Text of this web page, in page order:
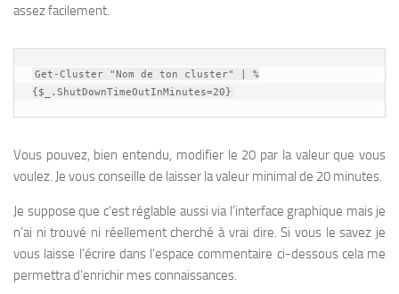
assez facilement.
Get-Cluster "Nom de ton cluster" | %
{$_.ShutDownTimeOutInMinutes=20}
Vous pouvez, bien entendu, modifier le 20 par la valeur que vous
voulez. Je vous conseille de laisser la valeur minimal de 20 minutes.
Je suppose que c’est réglable aussi via l’interface graphique mais je
n’ai ni trouvé ni réellement cherché à vrai dire. Si vous le savez je
vous laisse l’écrire dans l’espace commentaire ci-dessous cela me
permettra d’enrichir mes connaissances.